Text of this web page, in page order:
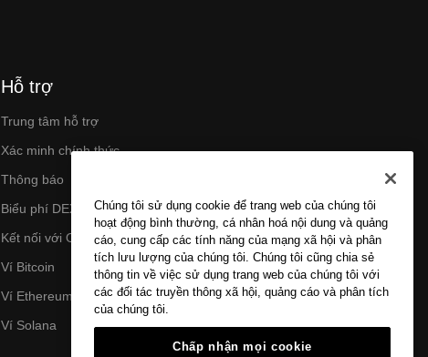
Hỗ trợ
Trung tâm hỗ trợ
Xác minh chính thức
Thông báo
Biểu phí DEX
Kết nối với OKX
Ví Bitcoin
Ví Ethereum
Ví Solana
Chúng tôi sử dụng cookie để trang web của chúng tôi
hoạt động bình thường, cá nhân hoá nội dung và quảng
cáo, cung cấp các tính năng của mạng xã hội và phân
tích lưu lượng của chúng tôi. Chúng tôi cũng chia sẻ
thông tin về việc sử dụng trang web của chúng tôi với
các đối tác truyền thông xã hội, quảng cáo và phân tích
của chúng tôi.
Chấp nhận mọi cookie